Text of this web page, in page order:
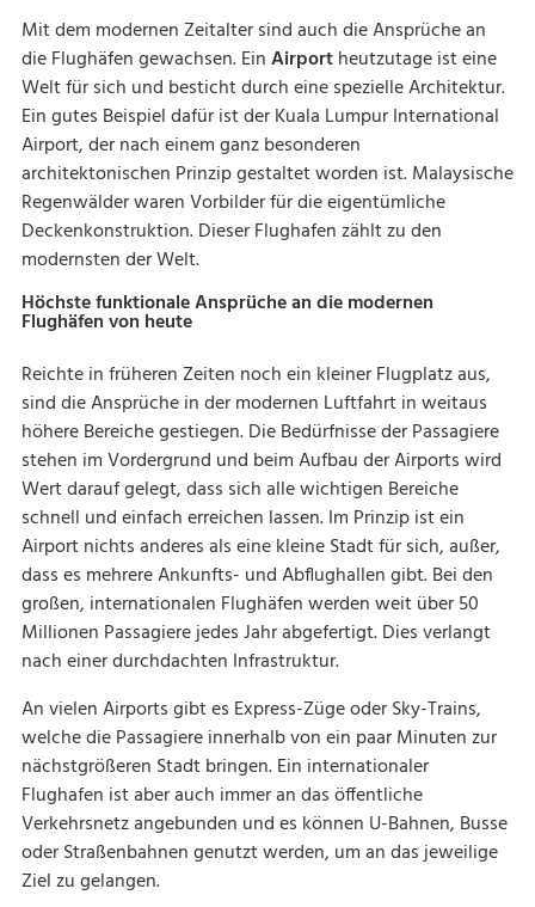
Mit dem modernen Zeitalter sind auch die Ansprüche an
die Flughäfen gewachsen. EinAirportheutzutage ist eine
Welt für sich und besticht durch eine spezielle Architektur.
Ein gutes Beispiel dafür ist der Kuala Lumpur International
Airport, der nach einem ganz besonderen
architektonischen Prinzip gestaltet worden ist. Malaysische
Regenwälder waren Vorbilder für die eigentümliche
Deckenkonstruktion. Dieser Flughafen zählt zu den
modernsten der Welt.
Höchste funktionale Ansprüche an die modernen
Flughäfen von heute
Reichte in früheren Zeiten noch ein kleiner Flugplatz aus,
sind die Ansprüche in der modernen Luftfahrt in weitaus
höhere Bereiche gestiegen. Die Bedürfnisse der Passagiere
stehen im Vordergrund und beim Aufbau der Airports wird
Wert darauf gelegt, dass sich alle wichtigen Bereiche
schnell und einfach erreichen lassen. Im Prinzip ist ein
Airport nichts anderes als eine kleine Stadt für sich, außer,
dass es mehrere Ankunfts- und Abflughallen gibt. Bei den
großen, internationalen Flughäfen werden weit über 50
Millionen Passagiere jedes Jahr abgefertigt. Dies verlangt
nach einer durchdachten Infrastruktur.
An vielen Airports gibt es Express-Züge oder Sky-Trains,
welche die Passagiere innerhalb von ein paar Minuten zur
nächstgrößeren Stadt bringen. Ein internationaler
Flughafen ist aber auch immer an das öffentliche
Verkehrsnetz angebunden und es können U-Bahnen, Busse
oder Straßenbahnen genutzt werden, um an das jeweilige
Ziel zu gelangen.